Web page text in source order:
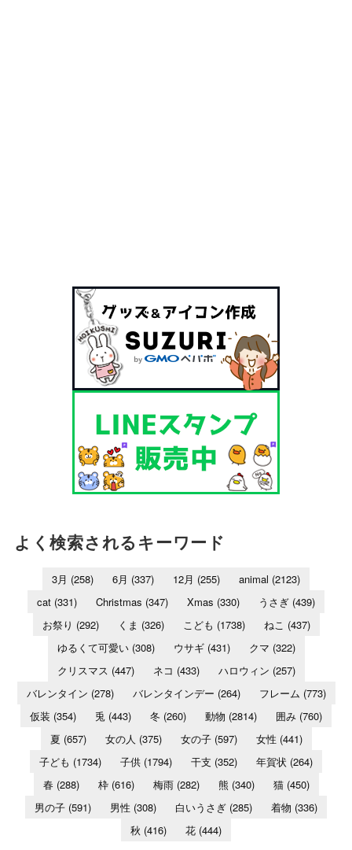
よく検索されるキーワード
3月 (258) 6月 (337) 12月 (255) animal (2123)
cat (331) Christmas (347) Xmas (330) うさぎ (439)
お祭り (292) くま (326) こども (1738) ねこ (437)
ゆるくて可愛い(308) ウサギ(431) クマ (322)
クリスマス (447) ネコ (433) ハロウィン (257)
バレンタイン (278) バレンタインデー (264) フレーム (773)
仮装 (354) 兎 (443) 冬 (260) 動物 (2814) 囲み (760)
夏 (657) 女の人 (375) 女の子(597) 女性 (441)
子ども (1734) 子供 (1794) 干支 (352) 年賀状 (264)
春(288) 枠(616) 梅雨(282) 熊 (340) 猫(450)
男の子 (591) 男性 (308) 白いうさぎ (285) 着物 (336)
秋 (416) 花 (444)